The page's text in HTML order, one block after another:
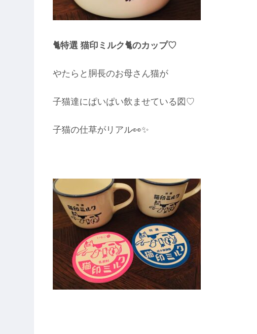
🐈特選 猫印ミルク🐈のカップ♡
やたらと胴長のお母さん猫が
子猫達にぱいぱい飲ませている図♡
子猫の仕草がリアル👀✨